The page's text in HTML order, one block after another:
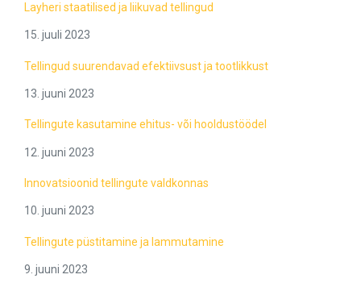
Layheri staatilised ja liikuvad tellingud
15. juuli 2023
Tellingud suurendavad efektiivsust ja tootlikkust
13. juuni 2023
Tellingute kasutamine ehitus- või hooldustöödel
12. juuni 2023
Innovatsioonid tellingute valdkonnas
10. juuni 2023
Tellingute püstitamine ja lammutamine
9. juuni 2023